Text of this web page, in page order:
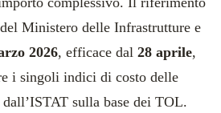
Ministero delle Infrastrutture e
2026, efficace dal 28 aprile,
i singoli indici di costo delle
sulla base dei TOL.